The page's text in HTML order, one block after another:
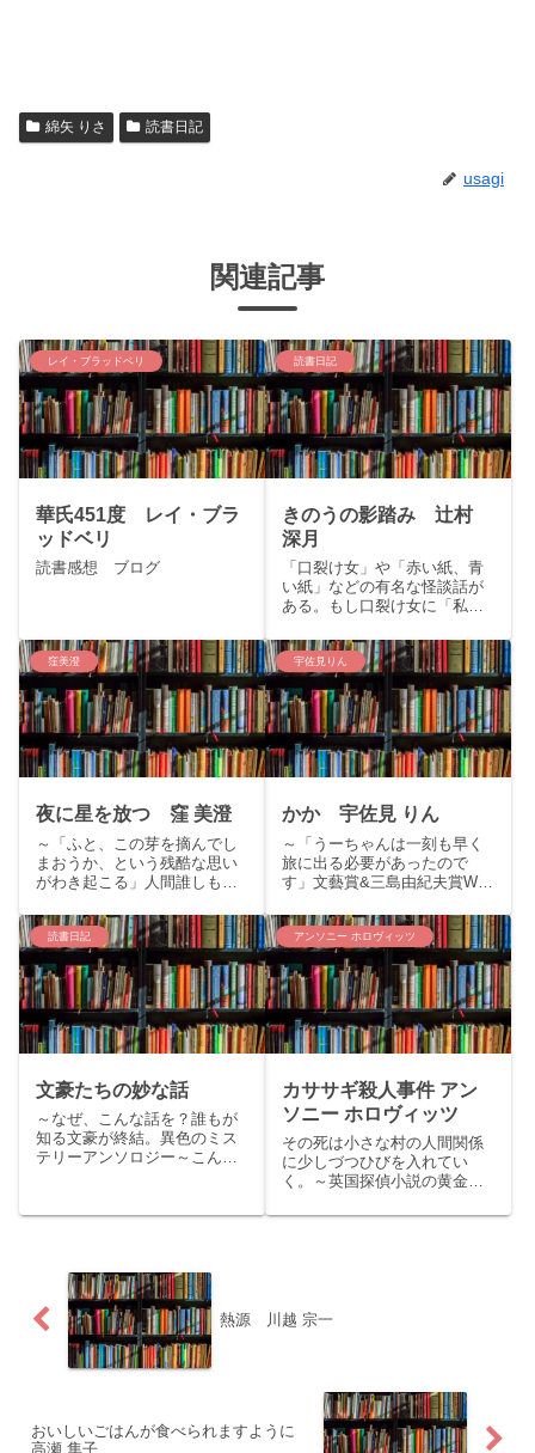
綿矢 りさ 読書日記
usagi
関連記事
レイ・ブラッドベリ
華氏451度 レイ・ブラ
ッドベリ
読書感想 ブログ
読書日記
きのうの影踏み 辻村
深月
「口裂け女」や「赤い紙、青
い紙」などの有名な怪談話が
ある。もし口裂け女に「私、
れいじゃない」と答えたら…
トイレで「赤い紙が欲しい
か？青い紙が欲しいか？」と
尋ねられたらどちらを選んで
も…子供の頃は怖いもの見た
さにそう...
窪美澄
夜に星を放つ 窪 美澄
～「ふと、この芽を摘んでし
まおうか、という残酷な思い
がわき起こる」人間誰しもが
ちは、くまりすです。今回は
直木賞受賞作品、窪美澄「夜
に星を放つ」をご紹介いたし
ます。story：かけがえのない
人間関係を失い傷ついた者
た...
宇佐見りん
かか 宇佐見 りん
～「うーちゃんは一刻も早く
旅に出る必要があったので
す」文藝賞&三島由紀夫賞W受
は、くまりすです。今回は宇
佐美りんの文藝賞&三島由紀
夫賞W受賞のデビュー作「か
か」をご紹介いたします。
story１９歳の浪人生うーちゃ
ん...
読書日記
文豪たちの妙な話
～なぜ、こんな話を？誰もが
知る文豪が終結。異色のミス
テリーアンソロジー～こんに
のアンソロジー『文豪たちの
外、芥川龍之介、梶井基次
郎、佐...
アンソニー ホロヴィッツ
カササギ殺人事件 アン
ソニー ホロヴィッツ
その死は小さな村の人間関係
に少しづつひびを入れてい
く。～英国探偵小説の黄金時
リスティーへのオマージュミ
アン...
熱源 川越 宗一
おいしいごはんが食べられますように
高瀬 隼子